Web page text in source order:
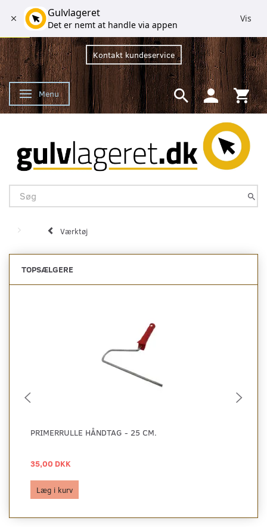
Kontakt kundeservice
Skifte navigation
Menu
Værktøj
TOPSÆLGERE
PRIMERRULLE HÅNDTAG - 25 CM.
35,00 DKK
Læg i kurv
Gulvlageret
Det er nemt at handle via appen
Vis